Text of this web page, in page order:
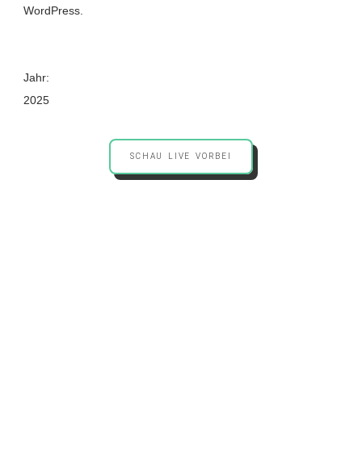
WordPress.
Jahr:
2025
SCHAU LIVE VORBEI